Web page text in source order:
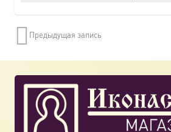
Предыдущая запись